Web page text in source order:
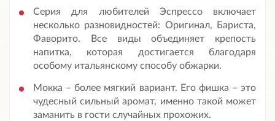
Серия для любителей Эспрессо включает
несколько разновидностей: Оригинал, Бариста,
Фаворито. Все виды объединяет крепость
напитка, которая достигается благодаря
особому итальянскому способу обжарки.
Мокка – более мягкий вариант. Его фишка – это
чудесный сильный аромат, именно такой может
заманить в гости случайных прохожих.